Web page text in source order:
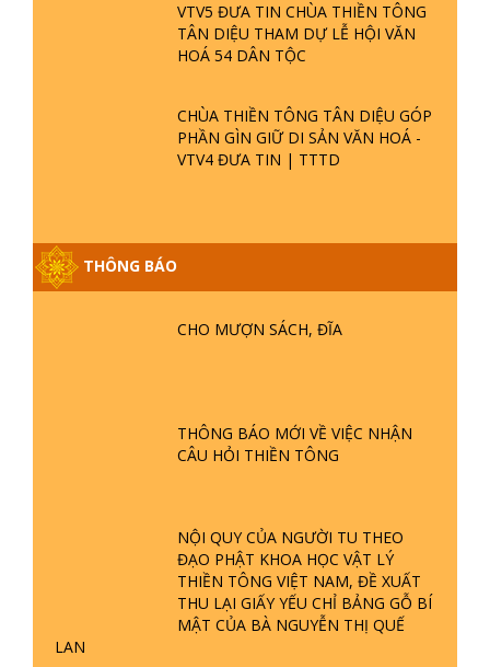
VTV5 ĐƯA TIN CHÙA THIỀN TÔNG
TÂN DIỆU THAM DỰ LỄ HỘI VĂN
HOÁ 54 DÂN TỘC
CHÙA THIỀN TÔNG TÂN DIỆU GÓP
PHẦN GÌN GIỮ DI SẢN VĂN HOÁ -
VTV4 ĐƯA TIN | TTTD
THÔNG BÁO
CHO MƯỢN SÁCH, ĐĨA
THÔNG BÁO MỚI VỀ VIỆC NHẬN
CÂU HỎI THIỀN TÔNG
NỘI QUY CỦA NGƯỜI TU THEO
ĐẠO PHẬT KHOA HỌC VẬT LÝ
THIỀN TÔNG VIỆT NAM, ĐỀ XUẤT
THU LẠI GIẤY YẾU CHỈ BẢNG GỖ BÍ
MẬT CỦA BÀ NGUYỄN THỊ QUẾ
LAN
GIẢI ĐÁP ĐẶC BIỆT P25 - SUỐT 49
NĂM PHẬT KHÔNG NÓI? HỘI LONG
TTTD
TĂNG? | TTTD
GIẢI ĐÁP THIỀN TÔNG ĐẶC BIỆT P22
- TẠI SAO TRÁI ĐẤT NHIỀU THIÊN TAI
- LŨ LỤT - HỎA HOẠN | TTTD